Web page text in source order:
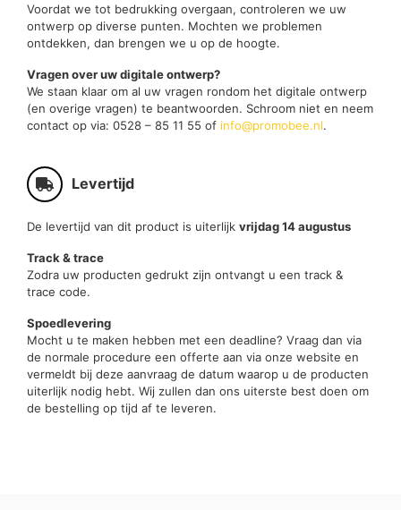
Voordat we tot bedrukking overgaan, controleren we uw
ontwerp op diverse punten. Mochten we problemen
ontdekken, dan brengen we u op de hoogte.
Vragen over uw digitale ontwerp?
We staan klaar om al uw vragen rondom het digitale ontwerp
(en overige vragen) te beantwoorden. Schroom niet en neem
contact op via: 0528 – 85 11 55 of info@promobee.nl.
Levertijd
De levertijd van dit product is uiterlijk vrijdag 14 augustus
Track & trace
Zodra uw producten gedrukt zijn ontvangt u een track &
trace code.
Spoedlevering
Mocht u te maken hebben met een deadline? Vraag dan via
de normale procedure een offerte aan via onze website en
vermeldt bij deze aanvraag de datum waarop u de producten
uiterlijk nodig hebt. Wij zullen dan ons uiterste best doen om
de bestelling op tijd af te leveren.